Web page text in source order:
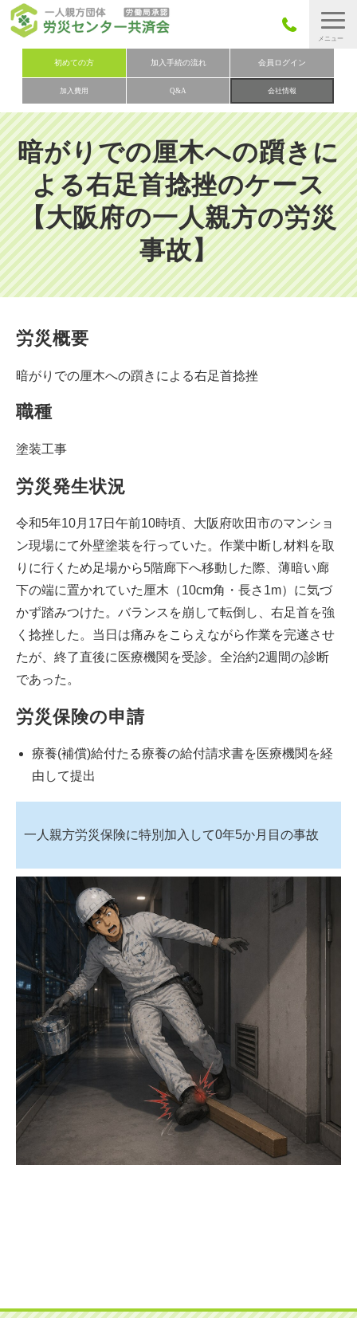
初めての方 加入手続の流れ 会員ログイン
加入費用 Q&A 会社情報
労災保険とは
労災保険の取りまとめ
労災保険加入手続きの流れ
加入費用
加入申込み
会社概要
お問い合わせ
会員メニュー
暗がりでの厘木への躓きに
よる右足首捻挫のケース
【大阪府の一人親方の労災
事故】
労災概要
暗がりでの厘木への躓きによる右足首捻挫
職種
塗装工事
労災発生状況
令和5年10月17日午前10時頃、大阪府吹田市のマンショ
ン現場にて外壁塗装を行っていた。作業中断し材料を取
りに行くため足場から5階廊下へ移動した際、薄暗い廊
下の端に置かれていた厘木（10cm角・長さ1m）に気づ
かず踏みつけた。バランスを崩して転倒し、右足首を強
く捻挫した。当日は痛みをこらえながら作業を完遂させ
たが、終了直後に医療機関を受診。全治約2週間の診断
であった。
労災保険の申請
療養(補償)給付たる療養の給付請求書を医療機関を経
由して提出
一人親方労災保険に特別加入して0年5か月目の事故